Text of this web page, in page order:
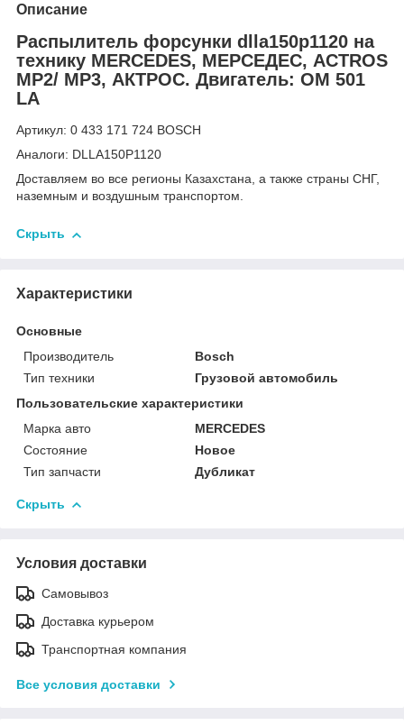
Описание
Распылитель форсунки dlla150p1120 на
технику MERCEDES, МЕРСЕДЕС, ACTROS
MP2/ MP3, АКТРОС. Двигатель: OM 501
LA
Артикул: 0 433 171 724 BOSCH
Аналоги: DLLA150P1120
Доставляем во все регионы Казахстана, а также страны СНГ,
наземным и воздушным транспортом.
Скрыть
Характеристики
Основные
Производитель
Bosch
Тип техники
Грузовой автомобиль
Пользовательские характеристики
Марка авто
MERCEDES
Состояние
Новое
Тип запчасти
Дубликат
Скрыть
Условия доставки
Самовывоз
Доставка курьером
Транспортная компания
Все условия доставки